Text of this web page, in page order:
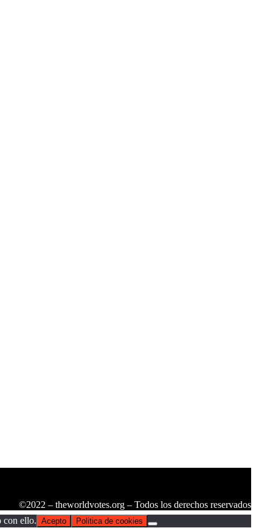
©2022 – theworldvotes.org – Todos los derechos reservados
con ello. Acepto Politica de cookies